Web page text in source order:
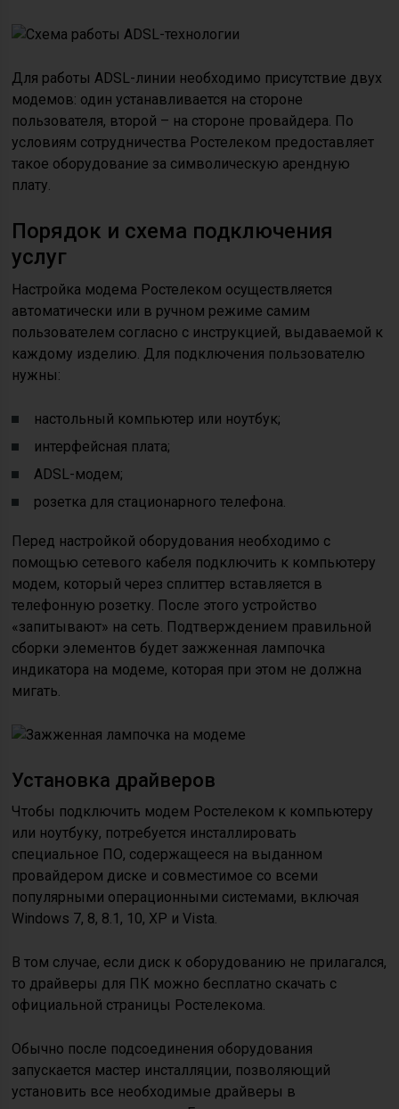
Для работы ADSL-линии необходимо присутствие двух
модемов: один устанавливается на стороне
пользователя, второй – на стороне провайдера. По
условиям сотрудничества Ростелеком предоставляет
такое оборудование за символическую арендную
плату.
Порядок и схема подключения
услуг
Настройка модема Ростелеком осуществляется
автоматически или в ручном режиме самим
пользователем согласно с инструкцией, выдаваемой к
каждому изделию. Для подключения пользователю
нужны:
настольный компьютер или ноутбук;
интерфейсная плата;
ADSL-модем;
розетка для стационарного телефона.
Перед настройкой оборудования необходимо с
помощью сетевого кабеля подключить к компьютеру
модем, который через сплиттер вставляется в
телефонную розетку. После этого устройство
«запитывают» на сеть. Подтверждением правильной
сборки элементов будет зажженная лампочка
индикатора на модеме, которая при этом не должна
мигать.
Установка драйверов
Чтобы подключить модем Ростелеком к компьютеру
или ноутбуку, потребуется инсталлировать
специальное ПО, содержащееся на выданном
провайдером диске и совместимое со всеми
популярными операционными системами, включая
Windows 7, 8, 8.1, 10, XP и Vista.
В том случае, если диск к оборудованию не прилагался,
то драйверы для ПК можно бесплатно скачать с
официальной страницы Ростелекома.
Обычно после подсоединения оборудования
запускается мастер инсталляции, позволяющий
установить все необходимые драйверы в